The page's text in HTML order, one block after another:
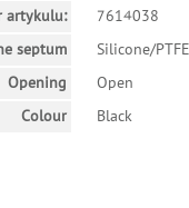
artykulu: 7614038
septum Silicone/PTFE
Opening Open
Colour Black